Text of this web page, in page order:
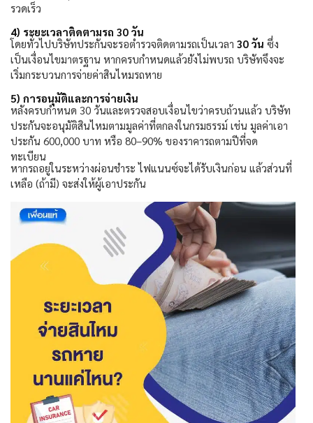
รวดเร็ว
4) ระยะเวลาติดตามรถ 30 วัน
โดยทั่วไปบริษัทประกันจะรอตำรวจติดตามรถเป็นเวลา 30 วัน ซึ่ง
เป็นเงื่อนไขมาตรฐาน หากครบกำหนดแล้วยังไม่พบรถ บริษัทจึงจะ
เริ่มกระบวนการจ่ายค่าสินไหมรถหาย
5) การอนุมัติและการจ่ายเงิน
หลังครบกำหนด 30 วันและตรวจสอบเงื่อนไขว่าครบถ้วนแล้ว บริษัท
ประกันจะอนุมัติสินไหมตามมูลค่าที่ตกลงในกรมธรรม์ เช่น มูลค่าเอา
ประกัน 600,000 บาท หรือ 80–90% ของราคารถตามปีที่จด
ทะเบียน
หากรถอยู่ในระหว่างผ่อนชำระ ไฟแนนซ์จะได้รับเงินก่อน แล้วส่วนที่
เหลือ (ถ้ามี) จะส่งให้ผู้เอาประกัน